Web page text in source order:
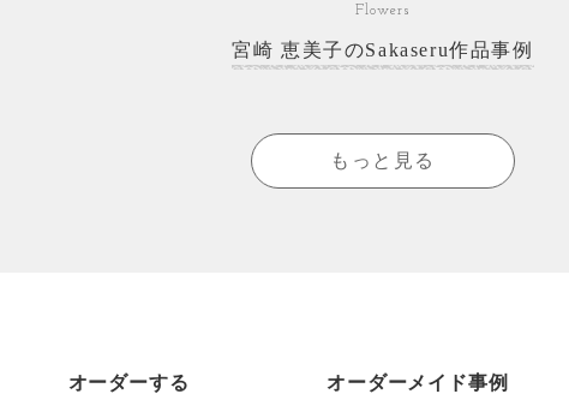
Flowers
宮崎 恵美子のSakaseru作品事例
もっと見る
オーダーする オーダーメイド事例